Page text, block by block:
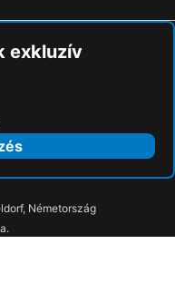
exkluzív
Németország